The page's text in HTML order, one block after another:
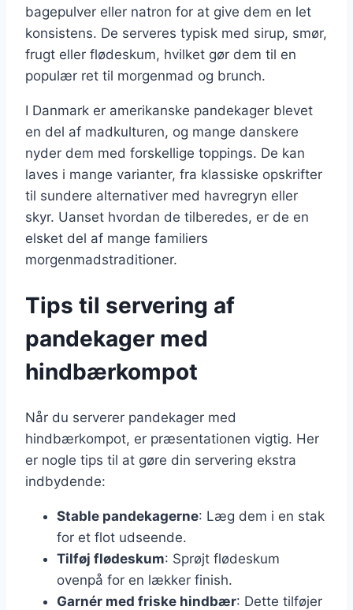
bagepulver eller natron for at give dem en let
konsistens. De serveres typisk med sirup, smør,
frugt eller flødeskum, hvilket gør dem til en
populær ret til morgenmad og brunch.
I Danmark er amerikanske pandekager blevet
en del af madkulturen, og mange danskere
nyder dem med forskellige toppings. De kan
laves i mange varianter, fra klassiske opskrifter
til sundere alternativer med havregryn eller
skyr. Uanset hvordan de tilberedes, er de en
elsket del af mange familiers
morgenmadstraditioner.
Tips til servering af
pandekager med
hindbærkompot
Når du serverer pandekager med
hindbærkompot, er præsentationen vigtig. Her
er nogle tips til at gøre din servering ekstra
indbydende:
Stable pandekagerne: Læg dem i en stak
for et flot udseende.
Tilføj flødeskum: Sprøjt flødeskum
ovenpå for en lækker finish.
Garnér med friske hindbær: Dette tilføjer